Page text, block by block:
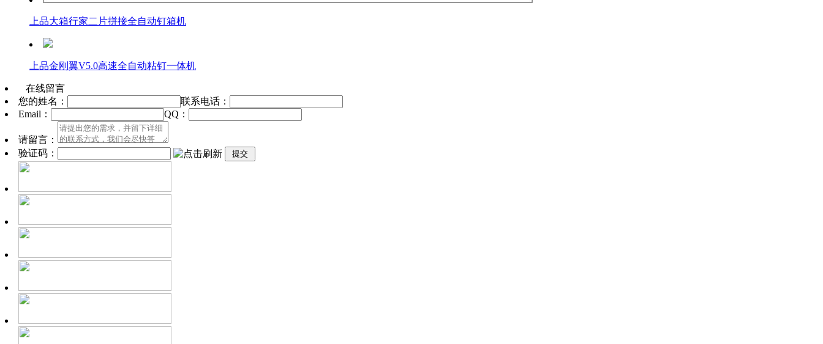
上品大箱行家二片拼接全自动钉箱机
上品金刚翼V5.0高速全自动粘钉一体机
在线留言
您的姓名：
联系电话：
Email：
QQ：
请留言：
验证码：